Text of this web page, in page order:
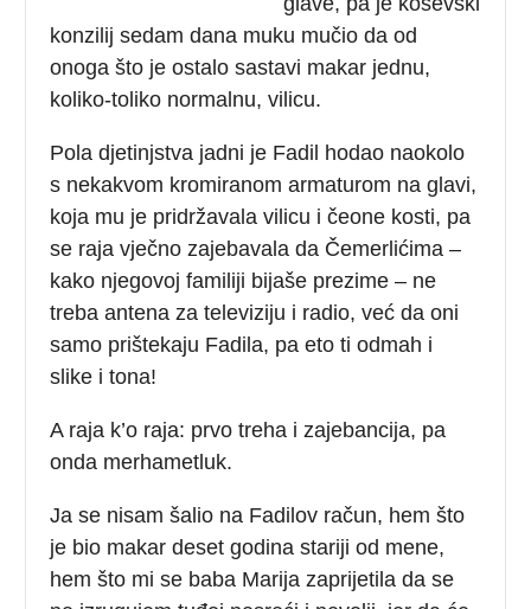
konzilij sedam dana muku mučio da od
onoga što je ostalo sastavi makar jednu,
koliko-toliko normalnu, vilicu.
Pola djetinjstva jadni je Fadil hodao naokolo
s nekakvom kromiranom armaturom na glavi,
koja mu je pridržavala vilicu i čeone kosti, pa
se raja vječno zajebavala da Čemerlićima –
kako njegovoj familiji bijaše prezime – ne
treba antena za televiziju i radio, već da oni
samo prištekaju Fadila, pa eto ti odmah i
slike i tona!
A raja k’o raja: prvo treha i zajebancija, pa
onda merhametluk.
Ja se nisam šalio na Fadilov račun, hem što
je bio makar deset godina stariji od mene,
hem što mi se baba Marija zaprijetila da se